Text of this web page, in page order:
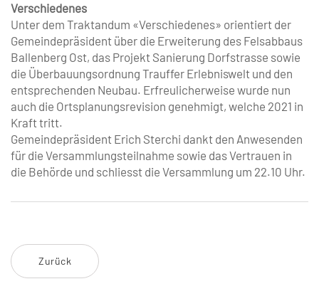
Verschiedenes
Unter dem Traktandum «Verschiedenes» orientiert der
Gemeindepräsident über die Erweiterung des Felsabbaus
Ballenberg Ost, das Projekt Sanierung Dorfstrasse sowie
die Überbauungsordnung Trauffer Erlebniswelt und den
entsprechenden ­Neubau. Erfreulicherweise wurde nun
auch die Ortsplanungsrevision genehmigt, welche 2021 in
Kraft tritt.
Gemeindepräsident Erich Sterchi dankt den Anwesenden
für die Versamm­lungsteilnahme sowie das Vertrauen in
die Behör­de und schliesst die Versammlung um 22.10 Uhr.
Zurück